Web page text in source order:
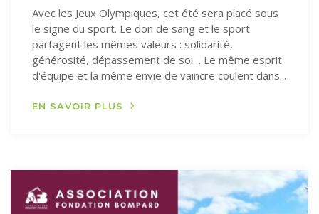
Avec les Jeux Olympiques, cet été sera placé sous
le signe du sport. Le don de sang et le sport
partagent les mêmes valeurs : solidarité,
générosité, dépassement de soi… Le même esprit
d'équipe et la même envie de vaincre coulent dans...
EN SAVOIR PLUS